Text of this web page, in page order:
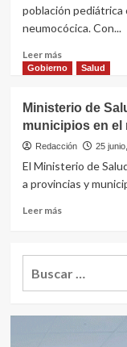
en
primavera,
la
vacunación
población
neumocócica. Con...
Leer másLeer
más
amplía
las
opciones
contra
Gobierno Salud
Ministerio de
municipios en el
Redacción 25
El Ministerio de
a provincias y
Leer másLeer
Ministerio
de
a